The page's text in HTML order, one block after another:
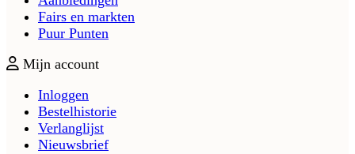
Fairs en markten
Puur Punten
Mijn account
Inloggen
Bestelhistorie
Verlanglijst
Nieuwsbrief